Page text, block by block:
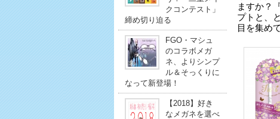
クコンテスト」
締め切り迫る
FGO・マシュ
のコラボメガ
ネ、よりシンプ
ル＆そっくりに
なって新登場！
【2018】好き
なメガネを選べ
ますか？
プトと、
目を集め